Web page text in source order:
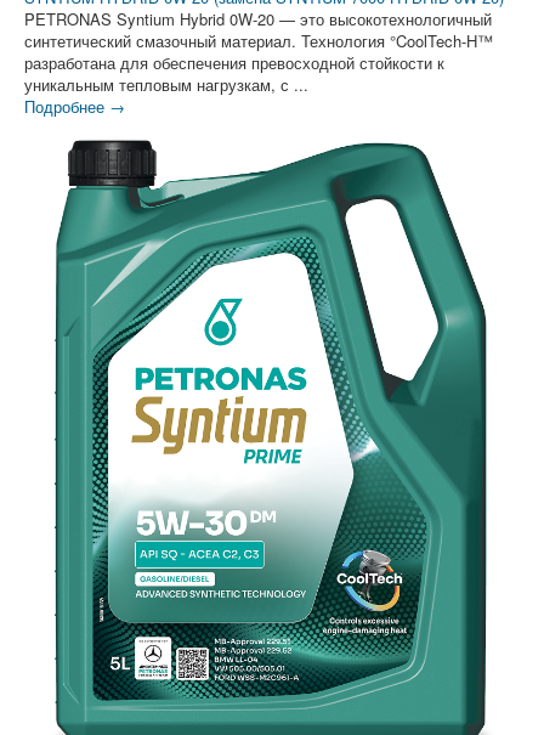
PETRONAS Syntium Hybrid 0W-20 — это высокотехнологичный
синтетический смазочный материал. Технология °CoolTech-H™
разработана для обеспечения превосходной стойкости к
уникальным тепловым нагрузкам, с ...
Подробнее →